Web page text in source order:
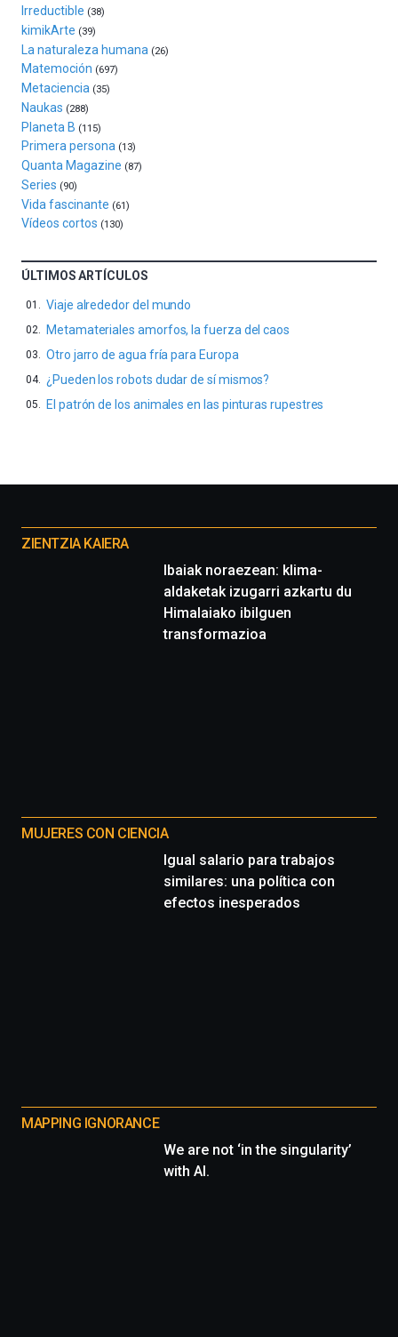
del
16
de
septiembre
al
4
de
octubre.
La
iniciativa,
organizada
Cátedra…
Irreductible (38)
kimikArte (39)
La naturaleza humana (26)
Matemoción (697)
Metaciencia (35)
Naukas (288)
Planeta B (115)
Primera persona (13)
Quanta Magazine (87)
Series (90)
Vida fascinante (61)
Vídeos cortos (130)
ÚLTIMOS ARTÍCULOS
Viaje alrededor del mundo
Metamateriales amorfos, la fuerza del caos
Otro jarro de agua fría para Europa
¿Pueden los robots dudar de sí mismos?
El patrón de los animales en las pinturas rupestres
proyectos
ZIENTZIA KAIERA
Ibaiak noraezean: klima-
aldaketak izugarri azkartu du
Himalaiako ibilguen
transformazioa
MUJERES CON CIENCIA
Igual salario para trabajos
similares: una política con
efectos inesperados
MAPPING IGNORANCE
We are not ‘in the singularity’
with AI.